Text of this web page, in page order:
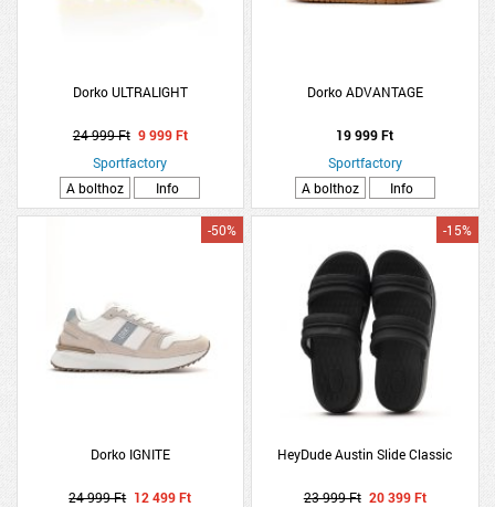
Dorko ULTRALIGHT
24 999 Ft 9 999 Ft
Sportfactory
A bolthoz
Info
Dorko ADVANTAGE
19 999 Ft
Sportfactory
A bolthoz
Info
Dorko IGNITE
-50%
24 999 Ft 12 499 Ft
HeyDude Austin Slide Classic
-15%
23 999 Ft 20 399 Ft